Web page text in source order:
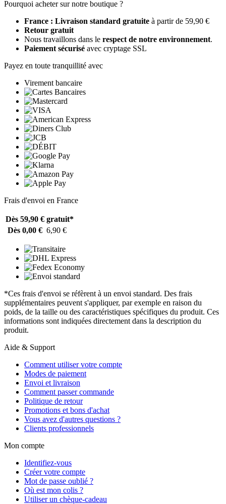
Pourquoi acheter sur notre boutique ?
France : Livraison standard gratuite à partir de 59,90 €
Retour gratuit
Nous travaillons dans le respect de notre environnement.
Paiement sécurisé avec cryptage SSL
Payez en toute tranquillité avec
Virement bancaire
Frais d'envoi en France
Dès 59,90 € gratuit*
Dès 0,00 € 6,90 €
*Ces frais d'envoi se réfèrent à un envoi standard. Des frais
supplémentaires peuvent s'appliquer, par exemple en raison du
poids, de la taille ou des caractéristiques spécifiques du produit. Ces
informations sont indiquées directement dans la description du
produit.
Aide & Support
Comment utiliser votre compte
Modes de paiement
Envoi et livraison
Comment passer commande
Politique de retour
Promotions et bons d'achat
Vous avez d'autres questions ?
Clients professionnels
Mon compte
Identifiez-vous
Créer votre compte
Mot de passe oublié ?
Où est mon colis ?
Utiliser un chèque-cadeau